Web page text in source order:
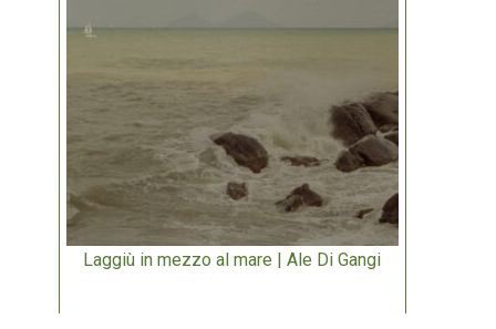
Laggiù in mezzo al mare | Ale Di Gangi